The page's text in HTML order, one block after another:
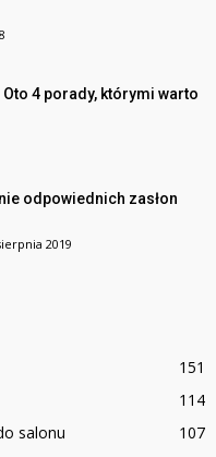
4 porady, którymi warto
odpowiednich zasłon
2019
151
114
salonu
107